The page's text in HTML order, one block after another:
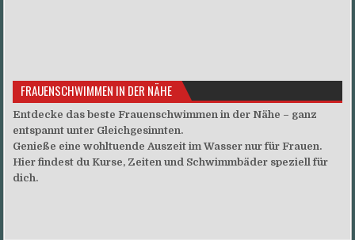
FRAUENSCHWIMMEN IN DER NÄHE
Entdecke das beste Frauenschwimmen in der Nähe – ganz
entspannt unter Gleichgesinnten.
Genieße eine wohltuende Auszeit im Wasser nur für Frauen.
Hier findest du Kurse, Zeiten und Schwimmbäder speziell für
dich.